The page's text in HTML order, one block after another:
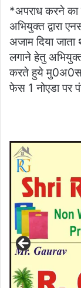
*अपराध करने का
अभियुक्त द्वारा
अजाम दिया
लगाने हेतु
करते हुये
फेस 1 नोएडा पर